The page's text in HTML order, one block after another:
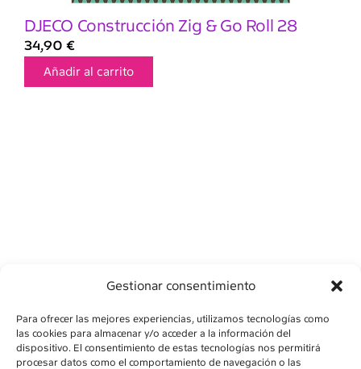
Gestionar consentimiento
Para ofrecer las mejores experiencias, utilizamos tecnologías como
las cookies para almacenar y/o acceder a la información del
dispositivo. El consentimiento de estas tecnologías nos permitirá
procesar datos como el comportamiento de navegación o las
DJECO Construcción Zig & Go Roll 28
34,90 €
Añadir al carrito